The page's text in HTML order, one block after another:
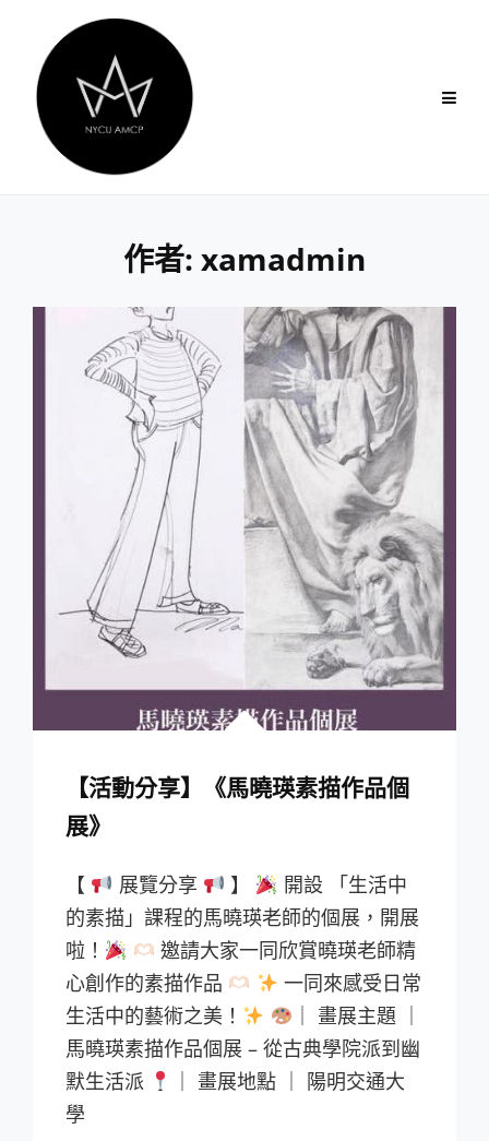
content
作者: xamadmin
【活動分享】《馬曉瑛素描作品個
展》
【 展覽分享 】
開設 「生活中
的素描」課程的馬曉瑛老師的個展，開展
啦！
邀請大家一同欣賞曉瑛老師精
心創作的素描作品
一同來感受日常
生活中的藝術之美！
｜ 畫展主題 ｜
馬曉瑛素描作品個展 – 從古典學院派到幽
默生活派
｜ 畫展地點 ｜ 陽明交通大
學